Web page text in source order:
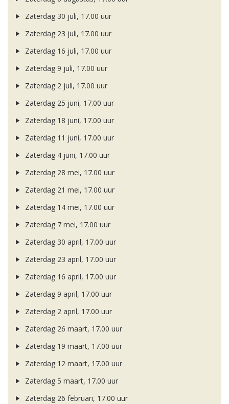
Zaterdag 30 juli, 17.00 uur
Zaterdag 23 juli, 17.00 uur
Zaterdag 16 juli, 17.00 uur
Zaterdag 9 juli, 17.00 uur
Zaterdag 2 juli, 17.00 uur
Zaterdag 25 juni, 17.00 uur
Zaterdag 18 juni, 17.00 uur
Zaterdag 11 juni, 17.00 uur
Zaterdag 4 juni, 17.00 uur
Zaterdag 28 mei, 17.00 uur
Zaterdag 21 mei, 17.00 uur
Zaterdag 14 mei, 17.00 uur
Zaterdag 7 mei, 17.00 uur
Zaterdag 30 april, 17.00 uur
Zaterdag 23 april, 17.00 uur
Zaterdag 16 april, 17.00 uur
Zaterdag 9 april, 17.00 uur
Zaterdag 2 april, 17.00 uur
Zaterdag 26 maart, 17.00 uur
Zaterdag 19 maart, 17.00 uur
Zaterdag 12 maart, 17.00 uur
Zaterdag 5 maart, 17.00 uur
Zaterdag 26 februari, 17.00 uur